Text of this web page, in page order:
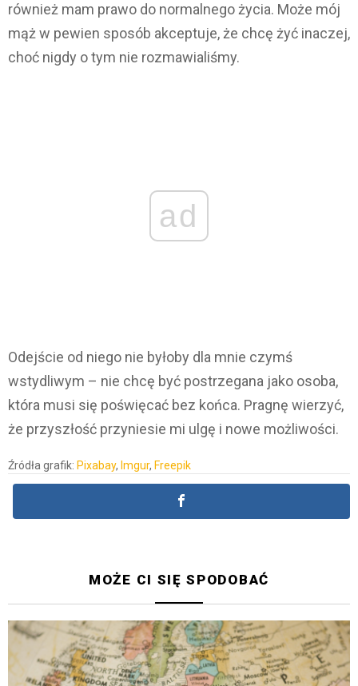
również mam prawo do normalnego życia. Może mój
mąż w pewien sposób akceptuje, że chcę żyć inaczej,
choć nigdy o tym nie rozmawialiśmy.
ad
Odejście od niego nie byłoby dla mnie czymś
wstydliwym – nie chcę być postrzegana jako osoba,
która musi się poświęcać bez końca. Pragnę wierzyć,
że przyszłość przyniesie mi ulgę i nowe możliwości.
Źródła grafik: Pixabay, Imgur, Freepik
MOŻE CI SIĘ SPODOBAĆ